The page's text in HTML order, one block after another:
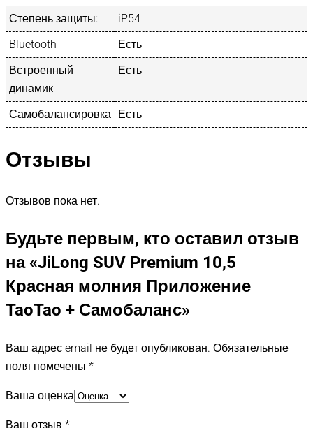
Степень защиты:
iP54
Bluetooth
Есть
Встроенный
динамик
Есть
Самобалансировка Есть
Отзывы
Отзывов пока нет.
Будьте первым, кто оставил отзыв
на «JiLong SUV Premium 10,5
Красная молния Приложение
TaoTao + Самобаланс»
Ваш адрес email не будет опубликован. Обязательные
поля помечены *
Ваша оценка
Ваш отзыв *